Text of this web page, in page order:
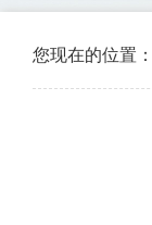
您现在的位置：